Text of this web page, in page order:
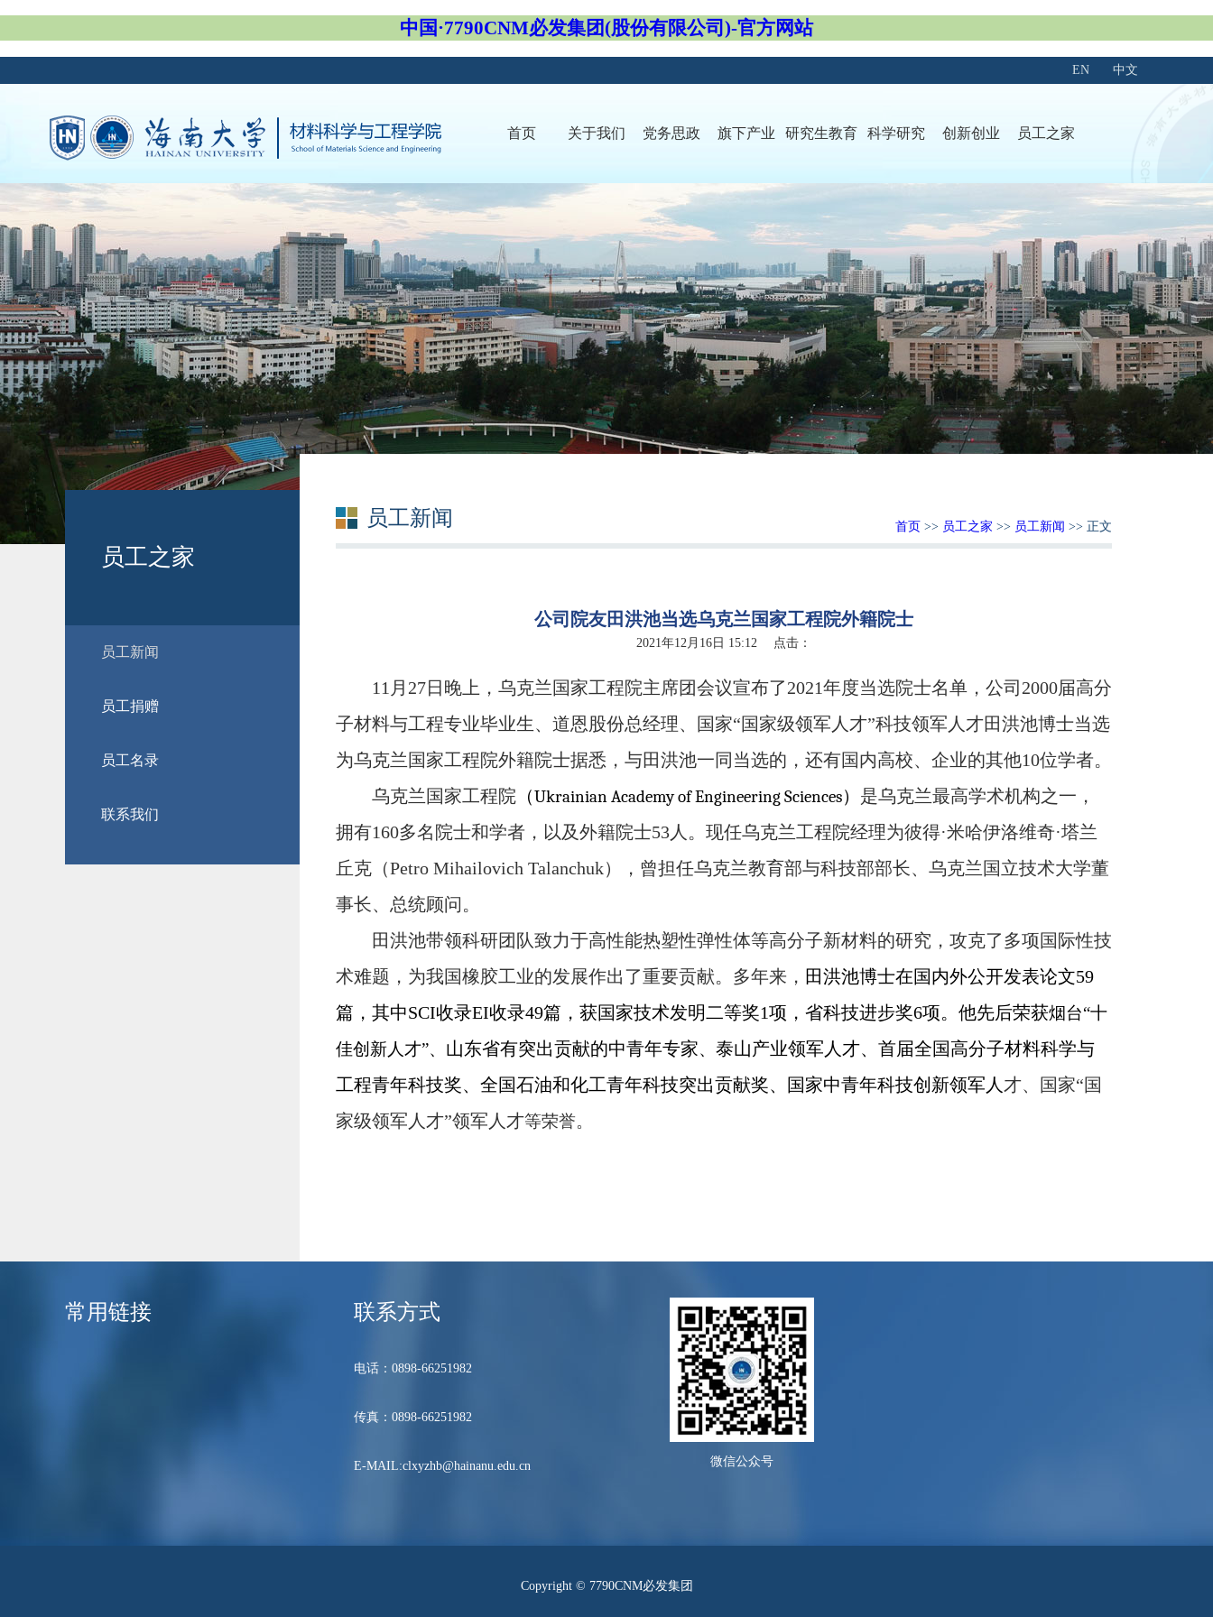
中国·7790CNM必发集团(股份有限公司)-官方网站
中文
EN
首页 关于我们 党务思政 旗下产业 研究生教育 科学研究 创新创业 员工之家
员工之家
员工新闻
员工捐赠
员工名录
联系我们
员工新闻 首页 >> 员工之家 >> 员工新闻 >> 正文
公司院友田洪池当选乌克兰国家工程院外籍院士
2021年12月16日 15:12 点击：
11 月 27日晚上，乌克兰国家工程院主席团会议宣布了2021年度当选院士名单，公司2000届高分
子材料与工程专业毕业生、道恩股份总经理、国家“国家级领军人才”科技领军人才田洪池博士当选
为乌克兰国家工程院外籍院士据悉，与田洪池一同当选的，还有国内高校、企业的其他10位学者。
乌克兰国家工程院 （Ukrainian Academy of Engineering Sciences） 是乌克兰最高学术机构之一，
拥有160多名院士和学者，以及外籍院士53人。现任乌克兰工程院经理为彼得·米哈伊洛维奇·塔兰
丘克（Petro Mihailovich Talanchuk），曾担任乌克兰教育部与科技部部长、乌克兰国立技术大学董
事长、总统顾问。
田洪池带领科研团队致力于高性能热塑性弹性体等高分子新材料的研究，攻克了多项国际性技
术难题，为我国橡胶工业的发展作出了重要贡献。多年来， 田洪池博士在国内外公开发表论文59
篇，其中SCI收录EI收录49篇，获国家技术发明二等奖1项，省科技进步奖6项。他先后荣获烟台“十
佳创新人才”、 山东省有突出贡献的中青年专家、 泰山产业领军人才、首届全国高分子材料科学与
工程青年科技奖、全国石油和化工青年科技突出贡献奖、国家中青年科技创新领军人 才、国家“国
家级领军人才”领军人才等荣誉。
常用链接 联系方式
电话：0898-66251982
传真：0898-66251982
E-MAIL:clxyzhb@hainanu.edu.cn 微信公众号
Copyright © 7790CNM必发集团